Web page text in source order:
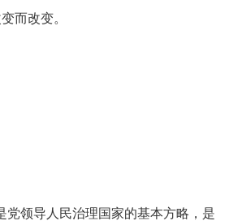
而改变。
领导人民治理国家的基本方略，是